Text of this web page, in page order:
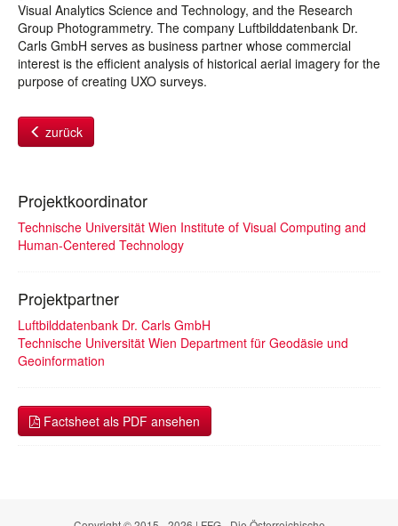
Visual Analytics Science and Technology, and the Research
Group Photogrammetry. The company Luftbilddatenbank Dr.
Carls GmbH serves as business partner whose commercial
interest is the efficient analysis of historical aerial imagery for the
purpose of creating UXO surveys.
zurück
Projektkoordinator
Technische Universität Wien Institute of Visual Computing and
Human-Centered Technology
Projektpartner
Luftbilddatenbank Dr. Carls GmbH
Technische Universität Wien Department für Geodäsie und
Geoinformation
Factsheet als PDF ansehen